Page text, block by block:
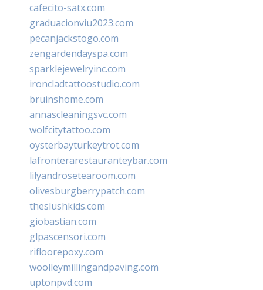
cafecito-satx.com
graduacionviu2023.com
pecanjackstogo.com
zengardendayspa.com
sparklejewelryinc.com
ironcladtattoostudio.com
bruinshome.com
annascleaningsvc.com
wolfcitytattoo.com
oysterbayturkeytrot.com
lafronterarestauranteybar.com
lilyandrosetearoom.com
olivesburgberrypatch.com
theslushkids.com
giobastian.com
glpascensori.com
rifloorepoxy.com
woolleymillingandpaving.com
uptonpvd.com